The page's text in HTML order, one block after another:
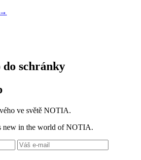
→
schránky
ve světě NOTIA.
new in the world of NOTIA.